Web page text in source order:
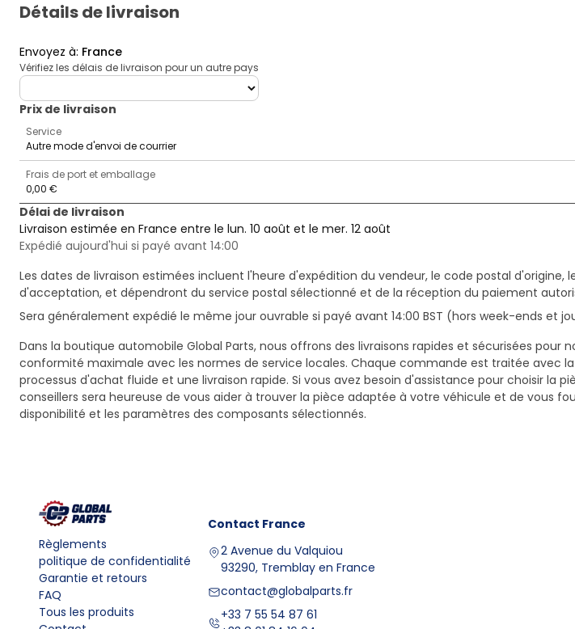
Détails de livraison
Envoyez à: France
Vérifiez les délais de livraison pour un autre pays
deliveryCountry
Prix ​​de livraison
Service
Autre mode d'envoi de courrier
Frais de port et emballage
0,00 €
Délai de livraison
Livraison estimée en France entre le lun. 10 août et le mer. 12 août
Expédié aujourd'hui si payé avant 14:00
Les dates de livraison estimées incluent l'heure d'expédition du vendeur, le code postal
d'acceptation, et dépendront du service postal sélectionné et de la réception du paiement
Sera généralement expédié le même jour ouvrable si payé avant 14:00 BST (hors week-ends et
Dans la boutique automobile Global Parts, nous offrons des livraisons rapides et sécurisées pour
conformité maximale avec les normes de service locales. Chaque commande est traitée avec
processus d'achat fluide et une livraison rapide. Si vous avez besoin d'assistance pour choisir la
conseillers sera heureuse de vous aider à trouver la pièce adaptée à votre véhicule et de vous
disponibilité et les paramètres des composants sélectionnés.
Règlements
politique de confidentialité
Garantie et retours
FAQ
Tous les produits
Contact France
2 Avenue du Valquiou
93290, Tremblay en France
contact@globalparts.fr
+33 7 55 54 87 61